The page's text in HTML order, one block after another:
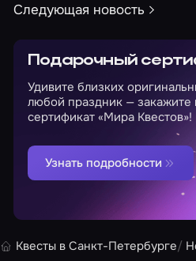
Следующая новость
Подарочный
Удивите близких
любой праздник — закажите
сертификат «Мира Квестов»!
Узнать подробности
Квесты в Санкт-Петербурге